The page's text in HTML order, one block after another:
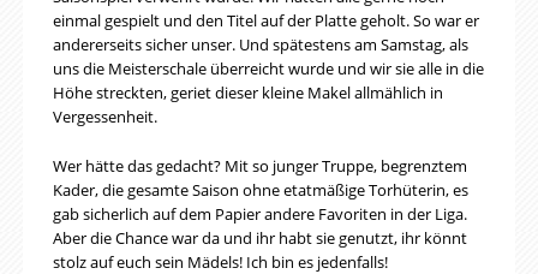
einmal gespielt und den Titel auf der Platte geholt. So war er
andererseits sicher unser. Und spätestens am Samstag, als
uns die Meisterschale überreicht wurde und wir sie alle in die
Höhe streckten, geriet dieser kleine Makel allmählich in
Vergessenheit.
Wer hätte das gedacht? Mit so junger Truppe, begrenztem
Kader, die gesamte Saison ohne etatmäßige Torhüterin, es
gab sicherlich auf dem Papier andere Favoriten in der Liga.
Aber die Chance war da und ihr habt sie genutzt, ihr könnt
stolz auf euch sein Mädels! Ich bin es jedenfalls!